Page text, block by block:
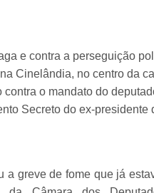
e contra a perseguição
Cinelândia, no centro da
o mandato do
Secreto do ex-presidente
a greve de fome que já